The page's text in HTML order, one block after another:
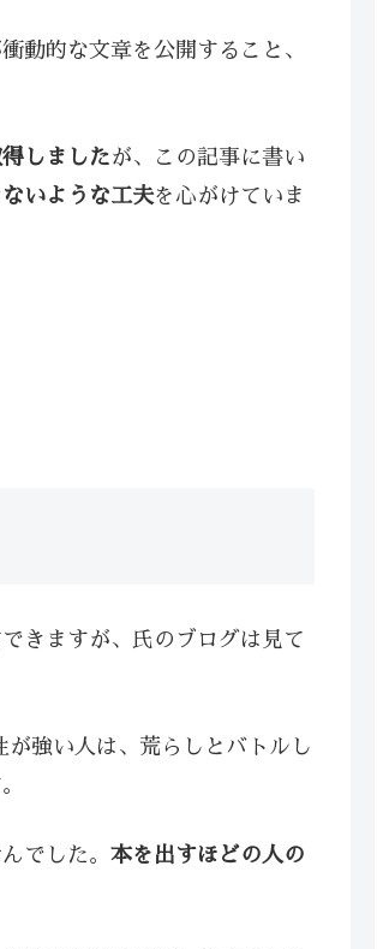
動的な文章を公開すること、
しましたが、この記事に書い
いような工夫を心がけていま
きますが、氏のブログは見て
強い人は、荒らしとバトルし
でした。 本を出すほどの人の